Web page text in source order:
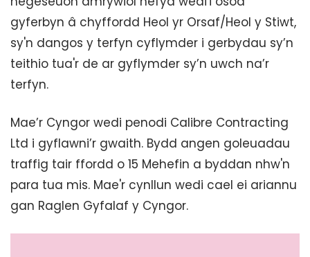
gyferbyn â chyffordd Heol yr Orsaf/Heol y Stiwt,
sy'n dangos y terfyn cyflymder i gerbydau sy’n
teithio tua'r de ar gyflymder sy’n uwch na’r
terfyn.
Mae’r Cyngor wedi penodi Calibre Contracting
Ltd i gyflawni’r gwaith. Bydd angen goleuadau
traffig tair ffordd o 15 Mehefin a byddan nhw'n
para tua mis. Mae'r cynllun wedi cael ei ariannu
gan Raglen Gyfalaf y Cyngor.